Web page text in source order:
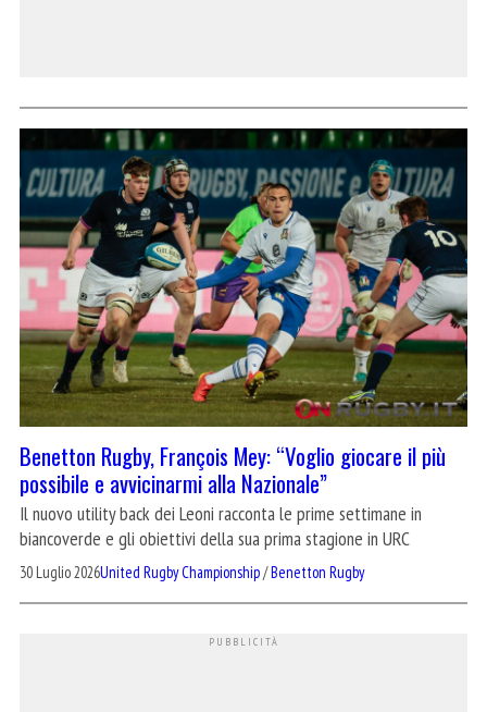
Benetton Rugby, François Mey: “Voglio giocare il più
possibile e avvicinarmi alla Nazionale”
Il nuovo utility back dei Leoni racconta le prime settimane in
biancoverde e gli obiettivi della sua prima stagione in URC
30 Luglio 2026United Rugby Championship/Benetton Rugby